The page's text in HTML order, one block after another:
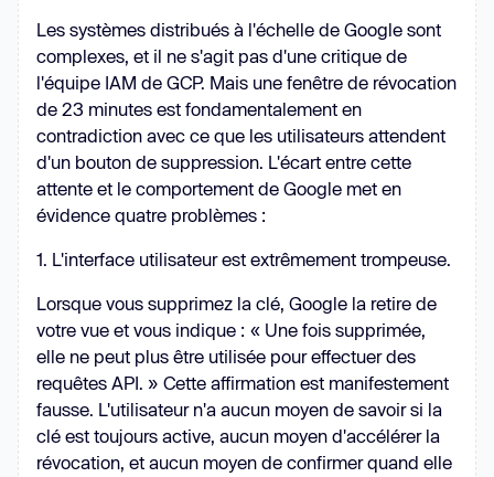
Les systèmes distribués à l'échelle de Google sont
complexes, et il ne s'agit pas d'une critique de
l'équipe IAM de GCP. Mais une fenêtre de révocation
de 23 minutes est fondamentalement en
contradiction avec ce que les utilisateurs attendent
d'un bouton de suppression. L'écart entre cette
attente et le comportement de Google met en
évidence quatre problèmes :
1. L'interface utilisateur est extrêmement trompeuse.
Lorsque vous supprimez la clé, Google la retire de
votre vue et vous indique : « Une fois supprimée,
elle ne peut plus être utilisée pour effectuer des
requêtes API. » Cette affirmation est manifestement
fausse. L'utilisateur n'a aucun moyen de savoir si la
clé est toujours active, aucun moyen d'accélérer la
révocation, et aucun moyen de confirmer quand elle